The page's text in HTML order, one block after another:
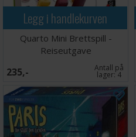
Legg i handlekurven
Quarto Mini Brettspill -
Reiseutgave
235,- Antall på
lager:4